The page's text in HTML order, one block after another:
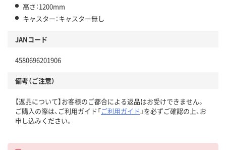
高さ：1200mm
キャスター：キャスター無し
JANコード
4580696201906
備考（ご注意）
【返品について】お客様のご都合による返品はお受けできません。
ご購入の際は、ご利用ガイド「ご利用ガイド 」を必ずご確認の上、お
申し込みください。